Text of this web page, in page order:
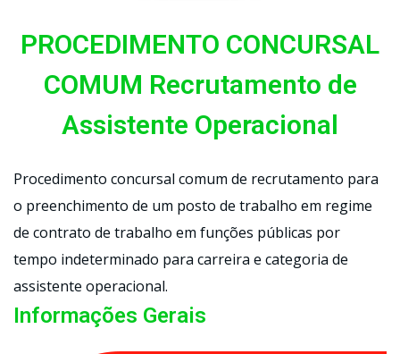
PROCEDIMENTO CONCURSAL
COMUM Recrutamento de
Assistente Operacional
Procedimento concursal comum de recrutamento para
o preenchimento de um posto de trabalho em regime
de contrato de trabalho em funções públicas por
tempo indeterminado para carreira e categoria de
assistente operacional.
Informações Gerais